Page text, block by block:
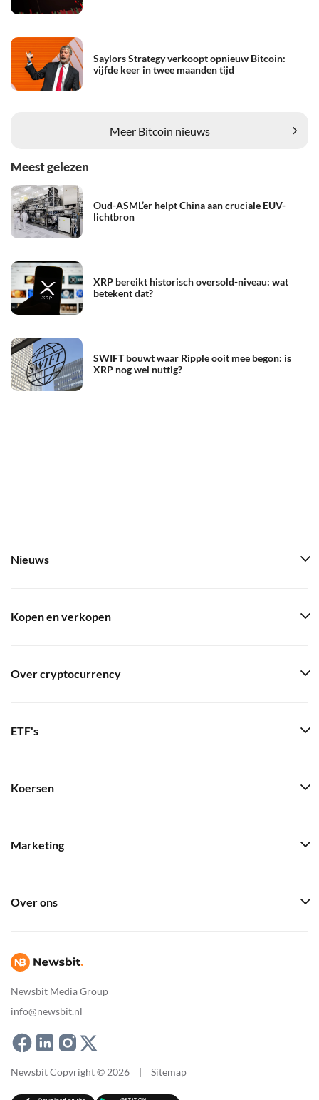
Saylors Strategy verkoopt opnieuw Bitcoin:
vijfde keer in twee maanden tijd
Meer Bitcoin nieuws
Meest gelezen
Oud-ASML’er helpt China aan cruciale EUV-
lichtbron
XRP bereikt historisch oversold-niveau: wat
betekent dat?
SWIFT bouwt waar Ripple ooit mee begon: is
XRP nog wel nuttig?
Newsbit Media Group
info@newsbit.nl
Nieuws
Kopen en verkopen
Over cryptocurrency
ETF's
Koersen
Marketing
Over ons
Newsbit Copyright © 2026 | Sitemap